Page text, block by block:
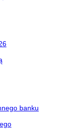
banku